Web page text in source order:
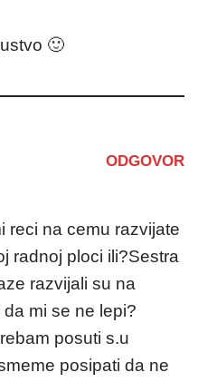
🙂
ODGOVOR
na cemu razvijate
radnoj ploci ili?Sestra
razvijali su na
mi se ne lepi?
posuti s.u
posipati da ne